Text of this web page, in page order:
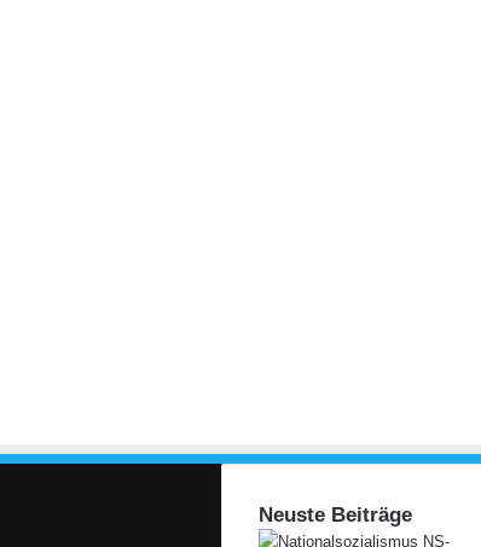
Neuste Beiträge